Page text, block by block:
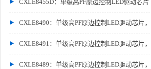
CXLE8455D：单级高PF原边控制LED驱动芯片
CXLE8490：单级高PF原边控制LED驱动芯片，
CXLE8491：单级高PF原边控制LED驱动芯片，
CXLE8489：单级高PF原边控制LED驱动芯片，